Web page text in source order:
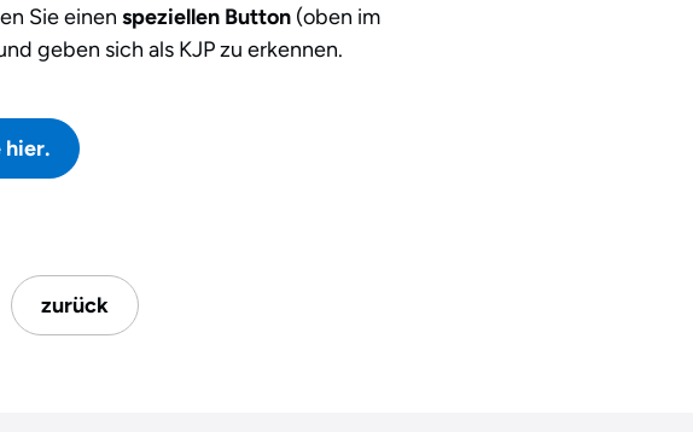
Sie einen speziellen Button (oben im
geben sich als KJP zu erkennen.
hier.
zurück